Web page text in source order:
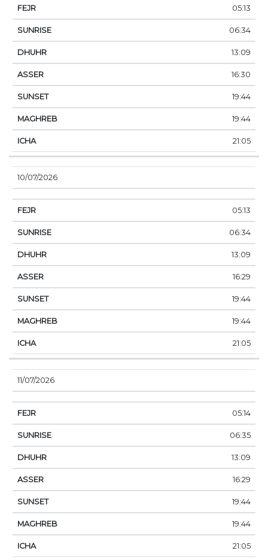
05:13
06:34
13:09
16:30
19:44
19:44
21:05
10/07/2026
05:13
06:34
13:09
16:29
19:44
19:44
21:05
11/07/2026
05:14
06:35
13:09
16:29
19:44
19:44
21:05